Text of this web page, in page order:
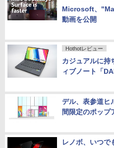
Microsoft、
動画を公開
Hothotレビュー
カジュアルに持
ィブノート「
デル、表参道ヒ
間限定のポップ
レノボ、いつで